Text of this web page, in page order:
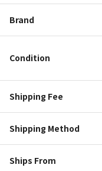
Brand
Condition
Shipping Fee
Shipping Method
Ships From